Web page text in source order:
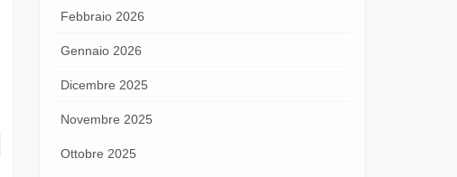
Febbraio 2026
Gennaio 2026
Dicembre 2025
Novembre 2025
Ottobre 2025